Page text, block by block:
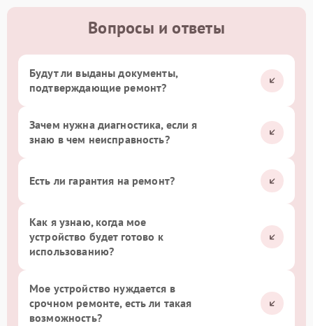
Вопросы и ответы
Будут ли выданы документы,
подтверждающие ремонт?
Зачем нужна диагностика, если я
знаю в чем неисправность?
Есть ли гарантия на ремонт?
Как я узнаю, когда мое
устройство будет готово к
использованию?
Мое устройство нуждается в
срочном ремонте, есть ли такая
возможность?